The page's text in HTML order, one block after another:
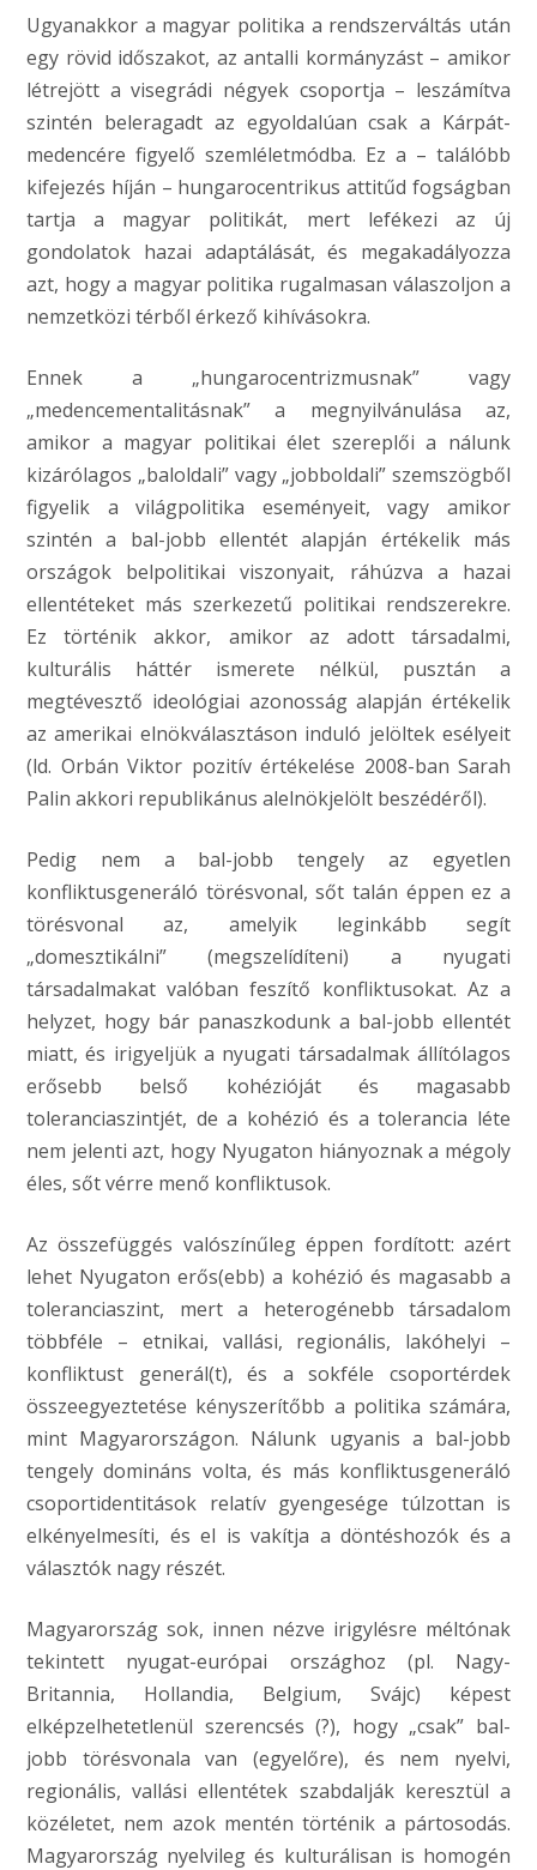
Ugyanakkor a magyar politika a rendszerváltás után
egy rövid időszakot, az antalli kormányzást – amikor
létrejött a visegrádi négyek csoportja – leszámítva
szintén beleragadt az egyoldalúan csak a Kárpát-
medencére figyelő szemléletmódba. Ez a – találóbb
kifejezés híján – hungarocentrikus attitűd fogságban
tartja a magyar politikát, mert lefékezi az új
gondolatok hazai adaptálását, és megakadályozza
azt, hogy a magyar politika rugalmasan válaszoljon a
nemzetközi térből érkező kihívásokra.
Ennek a „hungarocentrizmusnak” vagy
„medencementalitásnak” a megnyilvánulása az,
amikor a magyar politikai élet szereplői a nálunk
kizárólagos „baloldali” vagy „jobboldali” szemszögből
figyelik a világpolitika eseményeit, vagy amikor
szintén a bal-jobb ellentét alapján értékelik más
országok belpolitikai viszonyait, ráhúzva a hazai
ellentéteket más szerkezetű politikai rendszerekre.
Ez történik akkor, amikor az adott társadalmi,
kulturális háttér ismerete nélkül, pusztán a
megtévesztő ideológiai azonosság alapján értékelik
az amerikai elnökválasztáson induló jelöltek esélyeit
(ld. Orbán Viktor pozitív értékelése 2008-ban Sarah
Palin akkori republikánus alelnökjelölt beszédéről).
Pedig nem a bal-jobb tengely az egyetlen
konfliktusgeneráló törésvonal, sőt talán éppen ez a
törésvonal az, amelyik leginkább segít
„domesztikálni” (megszelídíteni) a nyugati
társadalmakat valóban feszítő konfliktusokat. Az a
helyzet, hogy bár panaszkodunk a bal-jobb ellentét
miatt, és irigyeljük a nyugati társadalmak állítólagos
erősebb belső kohézióját és magasabb
toleranciaszintjét, de a kohézió és a tolerancia léte
nem jelenti azt, hogy Nyugaton hiányoznak a mégoly
éles, sőt vérre menő konfliktusok.
Az összefüggés valószínűleg éppen fordított: azért
lehet Nyugaton erős(ebb) a kohézió és magasabb a
toleranciaszint, mert a heterogénebb társadalom
többféle – etnikai, vallási, regionális, lakóhelyi –
konfliktust generál(t), és a sokféle csoportérdek
összeegyeztetése kényszerítőbb a politika számára,
mint Magyarországon. Nálunk ugyanis a bal-jobb
tengely domináns volta, és más konfliktusgeneráló
csoportidentitások relatív gyengesége túlzottan is
elkényelmesíti, és el is vakítja a döntéshozók és a
választók nagy részét.
Magyarország sok, innen nézve irigylésre méltónak
tekintett nyugat-európai országhoz (pl. Nagy-
Britannia, Hollandia, Belgium, Svájc) képest
elképzelhetetlenül szerencsés (?), hogy „csak” bal-
jobb törésvonala van (egyelőre), és nem nyelvi,
regionális, vallási ellentétek szabdalják keresztül a
közéletet, nem azok mentén történik a pártosodás.
Magyarország nyelvileg és kulturálisan is homogén